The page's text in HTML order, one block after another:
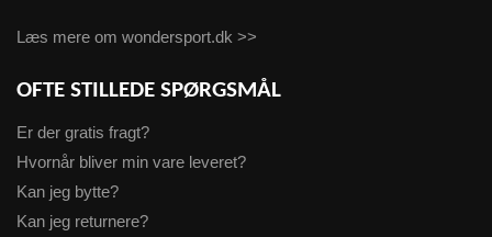
Læs mere om wondersport.dk >>
OFTE STILLEDE SPØRGSMÅL
Er der gratis fragt?
Hvornår bliver min vare leveret?
Kan jeg bytte?
Kan jeg returnere?